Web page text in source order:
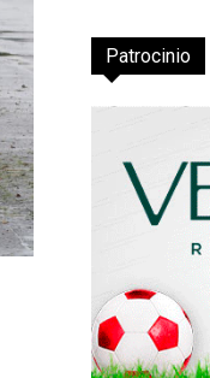
Patrocinio